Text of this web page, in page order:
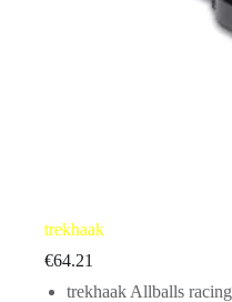
trekhaak
€64.21
trekhaak Allballs racing